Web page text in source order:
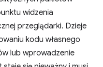
widzenia
przeglądarki. Dzieje
kodu własnego
lub wprowadzenie